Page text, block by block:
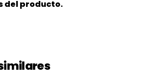
del producto.